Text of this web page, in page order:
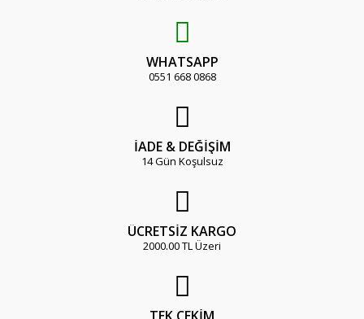
WHATSAPP
0551 668 0868
İADE & DEĞİŞİM
14 Gün Koşulsuz
ÜCRETSİZ KARGO
2000.00 TL Üzeri